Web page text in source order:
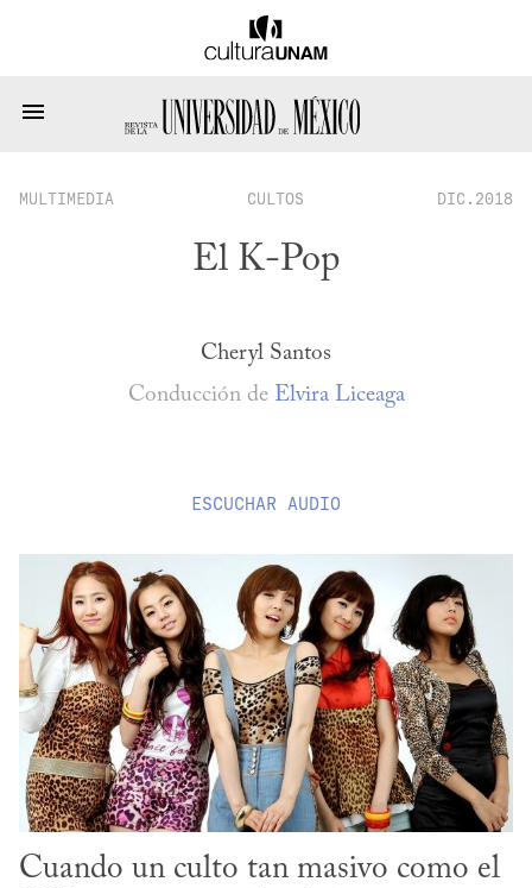
MULTIMEDIA CULTOS DIC.2018
El K-Pop
Cheryl Santos
Conducción de Elvira Liceaga
ESCUCHAR AUDIO
Cuando un culto tan masivo como el